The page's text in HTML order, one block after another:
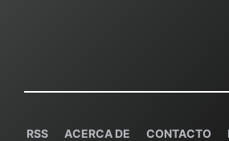
RSS ACERCA DE CONTACTO